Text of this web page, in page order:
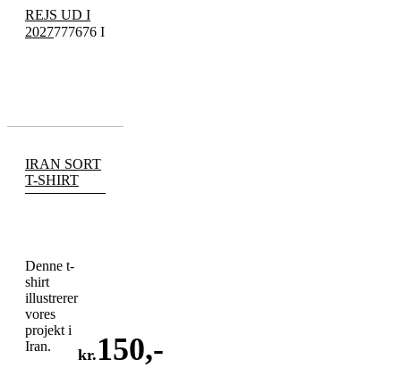
REJS UD I
2027777676 I
IRAN SORT
T-SHIRT
Denne t-
shirt
illustrerer
vores
projekt i
Iran.
kr. 150,-